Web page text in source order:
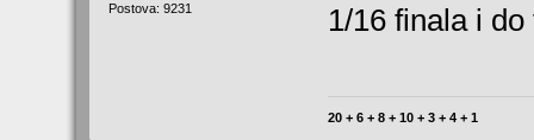
Postova: 9231
1/16 finala i
20 + 6 + 8 + 10 + 3 + 4 + 1